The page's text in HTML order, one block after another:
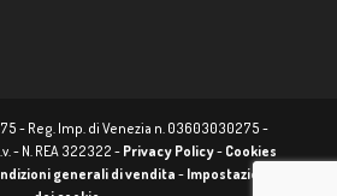
- Reg. Imp. di Venezia n. 03603030275 -
- N. REA 322322 - Privacy Policy- Cookies
generali di vendita - Impostazione